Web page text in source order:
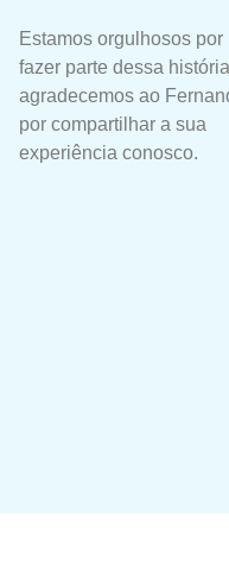
Estamos orgulhosos por
fazer parte dessa
agradecemos ao
por compartilhar a sua
experiência conosco.